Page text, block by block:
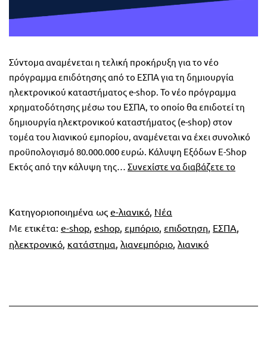
Σύντομα αναμένεται η τελική προκήρυξη για το νέο
πρόγραμμα επιδότησης από το ΕΣΠΑ για τη δημιουργία
ηλεκτρονικού καταστήματος e-shop. Το νέο πρόγραμμα
χρηματοδότησης μέσω του ΕΣΠΑ, το οποίο θα επιδοτεί τη
δημιουργία ηλεκτρονικού καταστήματος (e-shop) στον
τομέα του λιανικού εμπορίου, αναμένεται να έχει συνολικό
προϋπολογισμό 80.000.000 ευρώ. Κάλυψη Εξόδων E-Shop
Εκτός από την κάλυψη της… Συνεχίστε να διαβάζετε το
–
Κατηγοριοποιημένα ως e-λιανικό, Νέα
Με ετικέτα: e-shop, eshop, εμπόριο, επιδοτηση, ΕΣΠΑ,
ηλεκτρονικό, κατάστημα, λιανεμπόριο, λιανικό